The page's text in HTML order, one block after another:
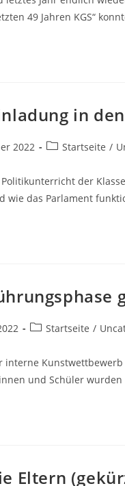
49 Jahren KGS“
in
2022 Startseite /
der
wie das Parlament
Startseite /
interne
und Schüler
Eltern